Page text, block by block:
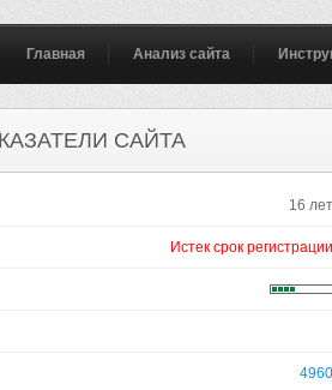
Главная Анализ сайта
САЙТА
16 лет
Истек срок регистрации
4960